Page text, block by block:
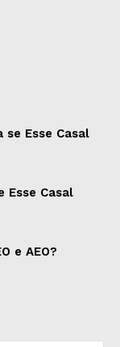
se Esse Casal
Esse Casal
e AEO?